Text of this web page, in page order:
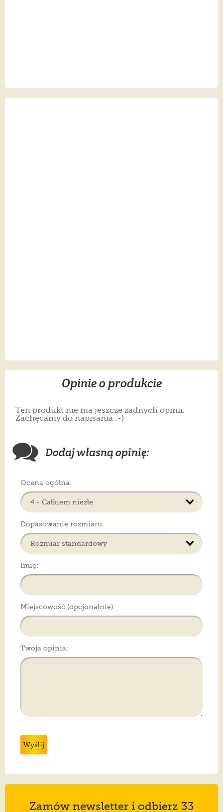
Opinie o produkcie
Ten produkt nie ma jeszcze żadnych opinii.
Zachęcamy do napisania :-)
Dodaj własną opinię:
Ocena ogólna:
Dopasowanie rozmiaru:
Imię:
Miejscowość (opcjonalnie):
Twoja opinia:
Wyślij
Zamów newsletter i odbierz 33